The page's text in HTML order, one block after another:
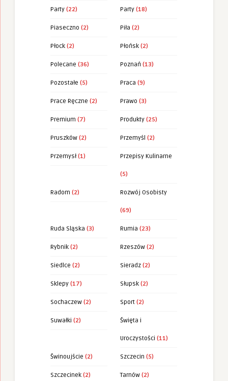
Party (22) Party (18)
Piaseczno (2) Piła (2)
Płock (2) Płońsk (2)
Polecane (36) Poznań (13)
Pozostałe (5) Praca (9)
Prace Ręczne (2) Prawo (3)
Premium (7) Produkty (25)
Pruszków (2) Przemyśl (2)
Przemysł (1) Przepisy Kulinarne
(5)
Radom (2) Rozwój Osobisty
(69)
Ruda Sląska (3) Rumia (23)
Rybnik (2) Rzeszów (2)
Siedlce (2) Sieradz (2)
Sklepy (17) Słupsk (2)
Sochaczew (2) Sport (2)
Suwałki (2) Święta i
Uroczystości (11)
Świnoujście (2) Szczecin (5)
Szczecinek (2) Tarnów (2)